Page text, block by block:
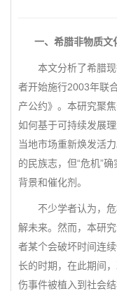
一、希腊非物质文
本文分析了希腊现
者开始施行2003年联
产公约》。本研究聚
如何基于可持续发展
当地市场重新焕发活
的民族志，但“危机”
背景和催化剂。
不少学者认为，危
解未来。然而，本研
者某个会破坏时间连
长的时期，在此期间
伤事件被植入到社会